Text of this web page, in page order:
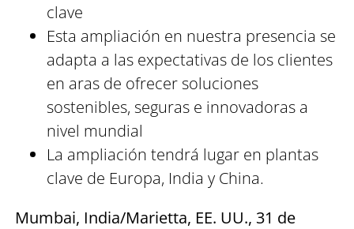
clave
Esta ampliación en nuestra presencia se
adapta a las expectativas de los clientes
en aras de ofrecer soluciones
sostenibles, seguras e innovadoras a
nivel mundial
La ampliación tendrá lugar en plantas
clave de Europa, India y China.
Mumbai, India/Marietta, EE. UU., 31 de